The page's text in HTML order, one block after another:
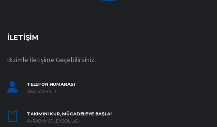
İLETIŞIM
Bizimle İletişime Geçebilirsiniz.
TELEFON NUMARASI
0850 309 44 13
TAKIMINI KUR, MÜCADELEYE BAŞLA!
AVRASYA VOLEYBOL LIGI